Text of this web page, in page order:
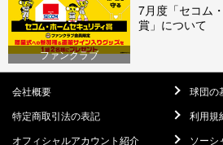
ファンクラブ
7月度「セコム
賞」について
会社概要
球団の
特定商取引法の表記
利用規
オフィシャルアカウント紹介
ソーシ